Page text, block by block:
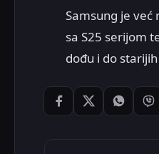
Samsung je već
sa S25 serijom
dođu i do
Podeli: Facebook
Podeli: XPodeli: